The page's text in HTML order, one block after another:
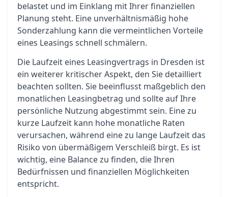
belastet und im Einklang mit Ihrer finanziellen
Planung steht. Eine unverhältnismäßig hohe
Sonderzahlung kann die vermeintlichen Vorteile
eines Leasings schnell schmälern.
Die Laufzeit eines Leasingvertrags in Dresden ist
ein weiterer kritischer Aspekt, den Sie detailliert
beachten sollten. Sie beeinflusst maßgeblich den
monatlichen Leasingbetrag und sollte auf Ihre
persönliche Nutzung abgestimmt sein. Eine zu
kurze Laufzeit kann hohe monatliche Raten
verursachen, während eine zu lange Laufzeit das
Risiko von übermäßigem Verschleiß birgt. Es ist
wichtig, eine Balance zu finden, die Ihren
Bedürfnissen und finanziellen Möglichkeiten
entspricht.